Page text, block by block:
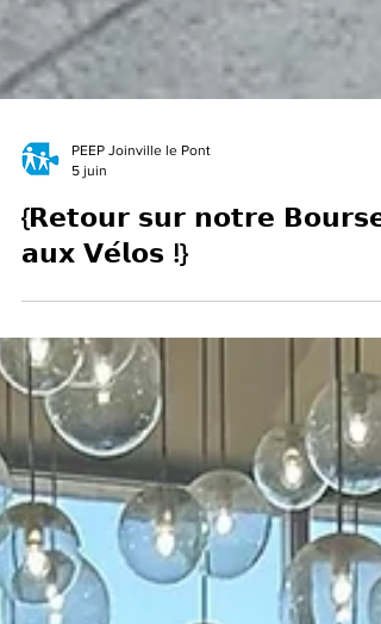
5 juin
{𝗥𝗲𝘁𝗼𝘂𝗿 𝘀𝘂𝗿 𝗻𝗼𝘁𝗿𝗲 𝗕𝗼𝘂𝗿𝘀𝗲
𝗮𝘂𝘅 𝗩𝗲́𝗹𝗼𝘀 !}